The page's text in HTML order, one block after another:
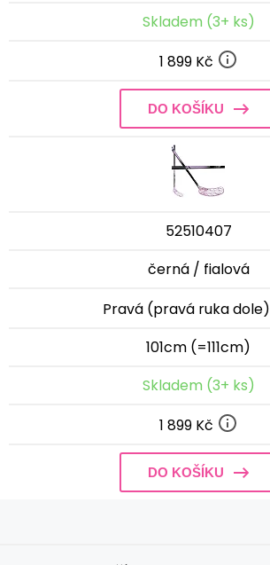
Skladem (3+ ks)
1 899 Kč
DO KOŠÍKU
52510407
černá / fialová
Pravá (pravá ruka dole)
101cm (=111cm)
Skladem (3+ ks)
1 899 Kč
DO KOŠÍKU